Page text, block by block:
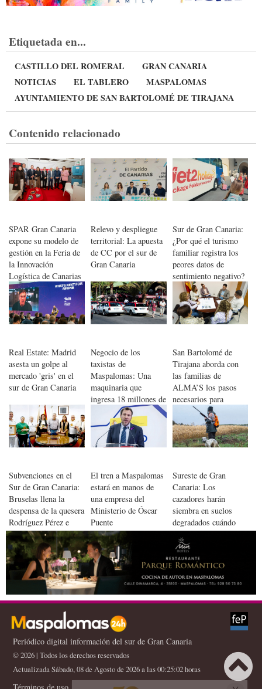
Etiquetada en...
CASTILLO DEL ROMERAL
GRAN CANARIA
NOTICIAS
EL TABLERO
MASPALOMAS
AYUNTAMIENTO DE SAN BARTOLOMÉ DE TIRAJANA
Contenido relacionado
SPAR Gran Canaria
expone su modelo de
gestión en la Feria de
la Innovación
Logística de Canarias
Relevo y despliegue
territorial: La apuesta
de CC por el sur de
Gran Canaria
Sur de Gran Canaria:
¿Por qué el turismo
familiar registra los
peores datos de
sentimiento negativo?
Real Estate: Madrid
asesta un golpe al
mercado 'gris' en el
sur de Gran Canaria
Negocio de los
taxistas de
Maspalomas: Una
maquinaria que
ingresa 18 millones de
San Bartolomé de
Tirajana aborda con
las familias de
ALMA’S los pasos
necesarios para
ampliar las plazas de
atención a personas
con Alzheimer
Subvenciones en el
Sur de Gran Canaria:
Bruselas llena la
despensa de la quesera
Rodríguez Pérez e
Hijos
El tren a Maspalomas
estará en manos de
una empresa del
Ministerio de Óscar
Puente
Sureste de Gran
Canaria: Los
cazadores harán
siembra en suelos
degradados cuándo
busquen sus 'piezas'
Periódico digital información del sur de Gran Canaria
© 2026 | Todos los derechos reservados
Actualizada Sábado, 08 de Agosto de 2026 a las 00:25:02 horas
Términos de uso